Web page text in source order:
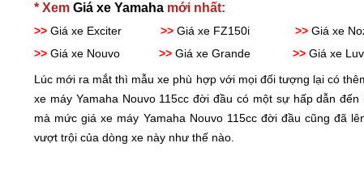
* Xem Giá xe Yamaha mới nhất:
>> Giá xe Exciter >> Giá xe FZ150i >> Giá xe
>> Giá xe Nouvo >> Giá xe Grande >> Giá xe
Lúc mới ra mắt thì mẫu xe phù hợp với mọi đối tượng lại có
xe máy Yamaha Nouvo 115cc đời đầu có một sự hấp dẫn
mà mức giá xe máy Yamaha Nouvo 115cc đời đầu cũng đã
vượt trội của dòng xe này như thế nào.